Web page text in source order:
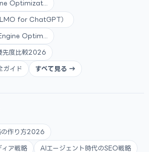
Optimizat...
for ChatGPT）
Optim...
先度比較2026
ガイド すべて見る →
の作り方2026
ィア戦略 AIエージェント時代のSEO戦略